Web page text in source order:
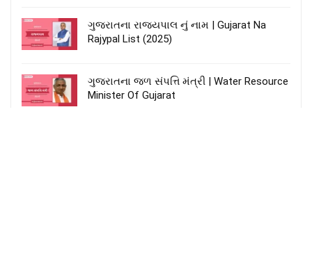
ગુજરાતના રાજ્યપાલ નું નામ | Gujarat Na
Rajypal List (2025)
ગુજરાતના જળ સંપત્તિ મંત્રી | Water Resource
Minister Of Gujarat